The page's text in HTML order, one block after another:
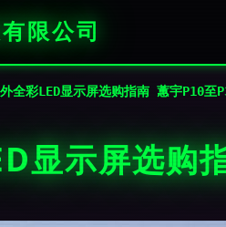
限公司
外全彩LED显示屏选购指南 蕙宇P10至
显示屏选购